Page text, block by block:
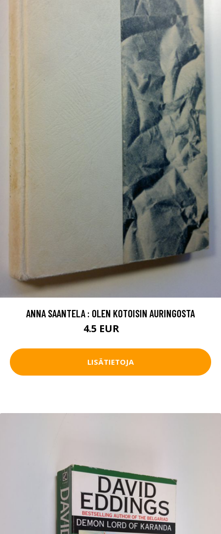
ANNA SAANTELA : OLEN KOTOISIN AURINGOSTA
4.5 EUR
LISÄTIETOJA